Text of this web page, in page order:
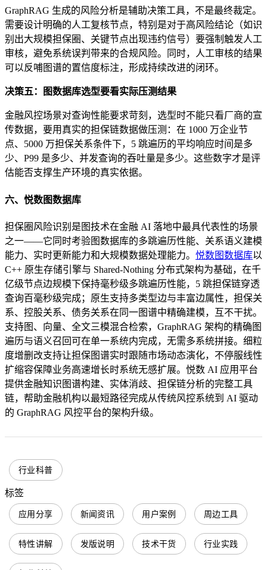
GraphRAG 生成的风险分析是辅助决策工具，不是最终裁定。
需要设计明确的人工复核节点，特别是对于高风险结论（如识
别出大规模担保圈、关键节点出现违约信号）要强制触发人工
审核，避免系统误判带来的合规风险。同时，人工审核的结果
可以反哺图谱的置信度标注，形成持续改进的闭环。
决策五：图数据库选型要看实际压测结果
金融风控场景对查询性能要求苛刻，选型时不能只看厂商的宣
传数据，要用真实的担保链数据做压测：在 1000 万企业节
点、5000 万担保关系条件下，5 跳遍历的平均响应时间是多
少、P99 是多少、并发查询的吞吐量是多少。这些数字才是评
估能否支撑生产环境的真实依据。
六、悦数图数据库
担保圈风险识别是图技术在金融 AI 落地中最具代表性的场景
之一——它同时考验图数据库的多跳遍历性能、关系语义建模
能力、实时更新能力和大规模数据处理能力。 悦数图数据库以
C++ 原生存储引擎与 Shared-Nothing 分布式架构为基础，在千
亿级节点边规模下保持毫秒级多跳遍历性能，5 跳担保链穿透
查询百毫秒级完成；原生支持多类型边与丰富边属性，担保关
系、控股关系、债务关系在同一图谱中精确建模，互不干扰。
支持图、向量、全文三模混合检索，GraphRAG 架构的精确图
遍历与语义召回可在单一系统内完成，无需多系统拼接。细粒
度增删改支持让担保图谱实时跟随市场动态演化，不停服线性
扩缩容保障业务高速增长时系统无感扩展。悦数 AI 应用平台
提供金融知识图谱构建、实体消歧、担保链分析的完整工具
链，帮助金融机构以最短路径完成从传统风控系统到 AI 驱动
的 GraphRAG 风控平台的架构升级。
行业科普
标签
应用分享 新闻资讯 用户案例 周边工具
特性讲解 发版说明 技术干货 行业实践